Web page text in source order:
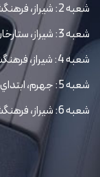
شعبه 2: شیراز، فرهنگشهر، بعد از کوچه 42
شعبه 3: شیراز، ستارخان، نبش کوچه پنجم
شعبه 4: شیراز، فرهنگشهر، بعد از کوچه 52
شعبه 5: جهرم، ابتداي اسد زاده، بلوار رهبري
شعبه 6: شیراز، فرهنگشهر، بعد از کوچه 52